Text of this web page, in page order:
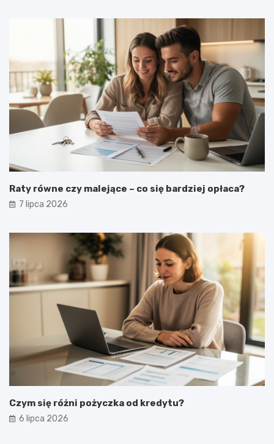
Raty równe czy malejące – co się bardziej opłaca?
7 lipca 2026
Czym się różni pożyczka od kredytu?
6 lipca 2026